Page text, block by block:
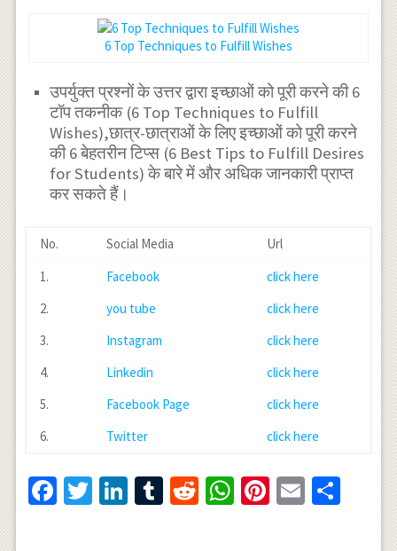
6 Top Techniques to Fulfill Wishes
उपर्युक्त प्रश्नों के उत्तर द्वारा इच्छाओं को पूरी करने की 6
टॉप तकनीक (6 Top Techniques to Fulfill
Wishes),छात्र-छात्राओं के लिए इच्छाओं को पूरी करने
की 6 बेहतरीन टिप्स (6 Best Tips to Fulfill Desires
for Students) के बारे में और अधिक जानकारी प्राप्त
कर सकते हैं।
No. Social Media
Url
1.
Facebook
click here
2.
you tube
click here
3.
Instagram
click here
4.
Linkedin
click here
5.
Facebook Page
click here
6.
Twitter click here
Facebook
Twitter
LinkedIn
Tumblr
RedditWhatsApp
Pinterest
Email